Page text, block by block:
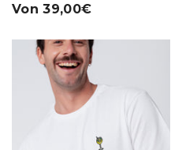
Von 39,00€